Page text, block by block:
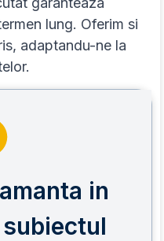
lung. Oferim si
adaptandu-ne la
in